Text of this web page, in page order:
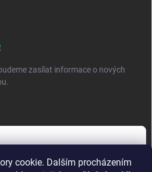
cookie. Dalším procházením
zasílat informace o nových